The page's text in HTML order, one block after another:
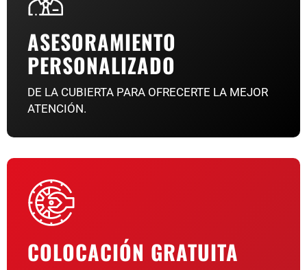
ASESORAMIENTO
PERSONALIZADO
DE LA CUBIERTA PARA OFRECERTE LA MEJOR
ATENCIÓN.
COLOCACIÓN GRATUITA